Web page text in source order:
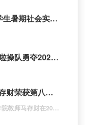
喜报 | 我校7支大学生暑期社会实践团队获国家级立项
喜报 | 我校闪耀啦啦操队勇夺2026年全国啦啦操联赛（克拉玛依站）冠军
喜报 | 我校教师马存财荣获第八届中国香港当代设计奖铜奖
近日，我校和田珠宝学院教师马存财在2026 第八届中国香港当代设计大赛（HKCDA）中荣获铜奖。本届赛事以 “共生记・自然智慧与可持续设计的未来想象” 为核心主题，马存财老师的参赛作品《古韵新生：当代东方造物》紧扣 “替代方案” 方向，作品扎根东方传统造物美学，深度融合新疆本土非遗工艺与玉石文化特色，以可持续设计理念为内核，对传统纹样进行现代化视觉转译，探索传统工艺在当代消费场景中的低碳应用路径。作品既承载了深厚的东方文化底蕴与地域文化特质，...